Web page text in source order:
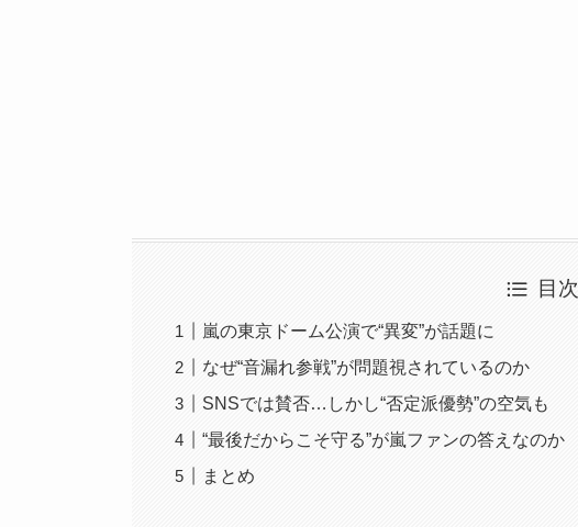
目次
嵐の東京ドーム公演で“異変”が話題に
なぜ“音漏れ参戦”が問題視されているのか
SNSでは賛否…しかし“否定派優勢”の空気も
“最後だからこそ守る”が嵐ファンの答えなのか
まとめ